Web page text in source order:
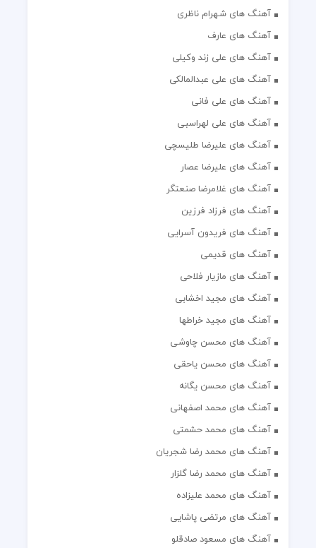
آهنگ های شهرام ناظری
آهنگ های عارف
آهنگ های علی زند وکیلی
آهنگ های علی عبدالمالکی
آهنگ های علی فانی
آهنگ های علی لهراسبی
آهنگ های علیرضا طلیسچی
آهنگ های علیرضا عصار
آهنگ های غلامرضا صنعتگر
آهنگ های فرزاد فرزین
آهنگ های فریدون آسرایی
آهنگ های قدیمی
آهنگ های مازیار فلاحی
آهنگ های مجید اخشابی
آهنگ های مجید خراطها
آهنگ های محسن چاوشی
آهنگ های محسن یاحقی
آهنگ های محسن یگانه
آهنگ های محمد اصفهانی
آهنگ های محمد حشمتی
آهنگ های محمد رضا شجریان
آهنگ های محمد رضا گلزار
آهنگ های محمد علیزاده
آهنگ های مرتضی پاشایی
آهنگ های مسعود صادقلو